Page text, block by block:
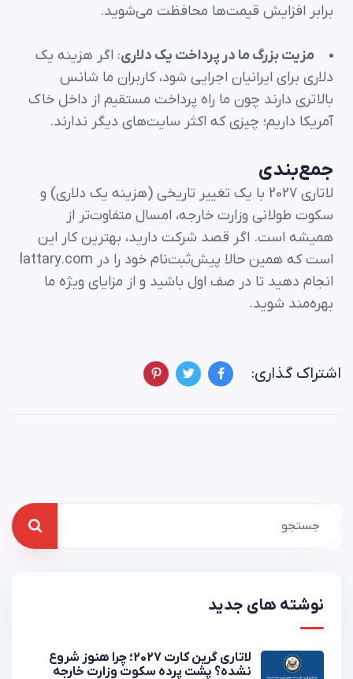
برابر افزایش قیمت‌ها محافظت می‌شوید.
مزیت بزرگ ما در پرداخت یک دلاری: اگر هزینه یک
دلاری برای ایرانیان اجرایی شود، کاربران ما شانس
بالاتری دارند چون ما راه پرداخت مستقیم از داخل خاک
آمریکا داریم؛ چیزی که اکثر سایت‌های دیگر ندارند.
جمع‌بندی
لاتاری 2027 با یک تغییر تاریخی (هزینه یک دلاری) و
سکوت طولانی وزارت خارجه، امسال متفاوت‌تر از
همیشه است. اگر قصد شرکت دارید، بهترین کار این
است که همین حالا پیش‌ثبت‌نام خود را در lattary.com
انجام دهید تا در صف اول باشید و از مزایای ویژه ما
بهره‌مند شوید.
اشتراک گذاری:
نوشته های جدید
لاتاری گرین کارت 2027؛ چرا هنوز شروع
نشده؟ پشت پرده سکوت وزارت خارجه